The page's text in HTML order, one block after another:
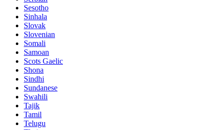
Sesotho
Sinhala
Slovak
Slovenian
Somali
Samoan
Scots Gaelic
Shona
Sindhi
Sundanese
Swahili
Tajik
Tamil
Telugu